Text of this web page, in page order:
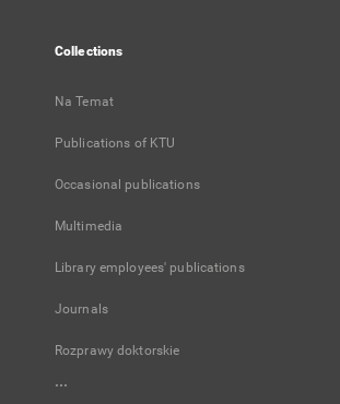
Collections
Na Temat
Publications of KTU
Occasional publications
Multimedia
Library employees' publications
Journals
Rozprawy doktorskie
...